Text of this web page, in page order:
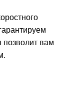
позволит вам